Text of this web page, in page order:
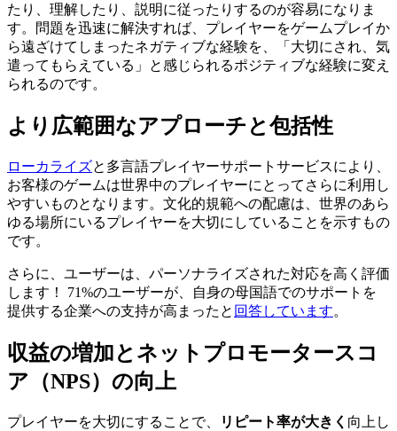
たり、理解したり、説明に従ったりするのが容易になりま
す。問題を迅速に解決すれば、プレイヤーをゲームプレイか
ら遠ざけてしまったネガティブな経験を、「大切にされ、気
遣ってもらえている」と感じられるポジティブな経験に変え
られるのです。
より広範囲なアプローチと包括性
ローカライズと多言語プレイヤーサポートサービスにより、
お客様のゲームは世界中のプレイヤーにとってさらに利用し
やすいものとなります。文化的規範への配慮は、世界のあら
ゆる場所にいるプレイヤーを大切にしていることを示すもの
です。
さらに、ユーザーは、パーソナライズされた対応を高く評価
します！ 71%のユーザーが、自身の母国語でのサポートを
提供する企業への支持が高まったと 回答しています。
収益の増加とネットプロモータースコ
ア（NPS）の向上
プレイヤーを大切にすることで、 リピート率が大きく 向上し